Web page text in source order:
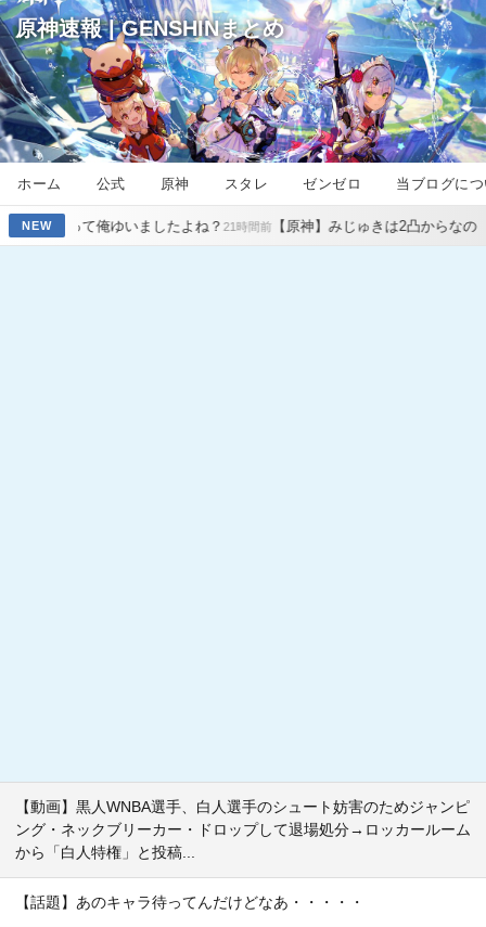
原神速報 | GENSHINまとめ
ホーム 公式 原神 スタレ ゼンゼロ 当ブログに
NEW
ゆいましたよね？21時間前【原神】みじゅきは2凸からなの？無凸じゃだめ
【動画】黒人WNBA選手、白人選手のシュート妨害のためジャンピ
ング・ネックブリーカー・ドロップして退場処分→ロッカールーム
から「白人特権」と投稿...
【話題】あのキャラ待ってんだけどなあ・・・・・